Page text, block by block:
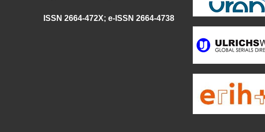
ISSN 2664-472X; e-ISSN 2664-4738